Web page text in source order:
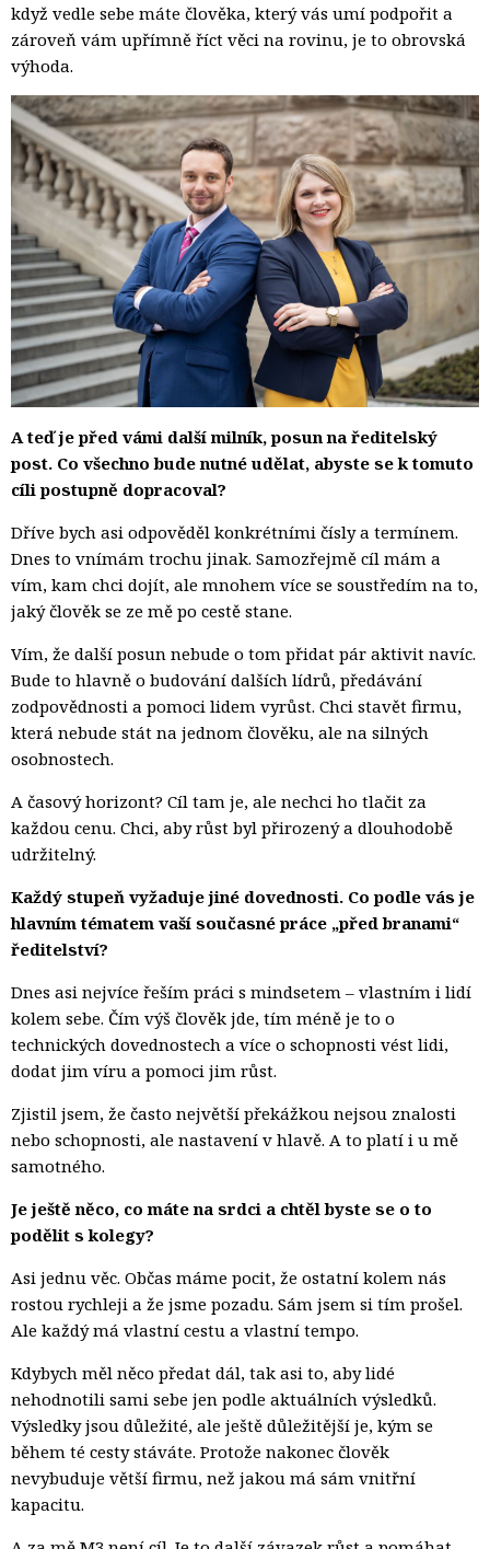
když vedle sebe máte člověka, který vás umí podpořit a
zároveň vám upřímně říct věci na rovinu, je to obrovská
výhoda.
A teď je před vámi další milník, posun na ředitelský
post. Co všechno bude nutné udělat, abyste se k tomuto
cíli postupně dopracoval?
Dříve bych asi odpověděl konkrétními čísly a termínem.
Dnes to vnímám trochu jinak. Samozřejmě cíl mám a
vím, kam chci dojít, ale mnohem více se soustředím na to,
jaký člověk se ze mě po cestě stane.
Vím, že další posun nebude o tom přidat pár aktivit navíc.
Bude to hlavně o budování dalších lídrů, předávání
zodpovědnosti a pomoci lidem vyrůst. Chci stavět firmu,
která nebude stát na jednom člověku, ale na silných
osobnostech.
A časový horizont? Cíl tam je, ale nechci ho tlačit za
každou cenu. Chci, aby růst byl přirozený a dlouhodobě
udržitelný.
Každý stupeň vyžaduje jiné dovednosti. Co podle vás je
hlavním tématem vaší současné práce „před branami“
ředitelství?
Dnes asi nejvíce řeším práci s mindsetem – vlastním i lidí
kolem sebe. Čím výš člověk jde, tím méně je to o
technických dovednostech a více o schopnosti vést lidi,
dodat jim víru a pomoci jim růst.
Zjistil jsem, že často největší překážkou nejsou znalosti
nebo schopnosti, ale nastavení v hlavě. A to platí i u mě
samotného.
Je ještě něco, co máte na srdci a chtěl byste se o to
podělit s kolegy?
Asi jednu věc. Občas máme pocit, že ostatní kolem nás
rostou rychleji a že jsme pozadu. Sám jsem si tím prošel.
Ale každý má vlastní cestu a vlastní tempo.
Kdybych měl něco předat dál, tak asi to, aby lidé
nehodnotili sami sebe jen podle aktuálních výsledků.
Výsledky jsou důležité, ale ještě důležitější je, kým se
během té cesty stáváte. Protože nakonec člověk
nevybuduje větší firmu, než jakou má sám vnitřní
kapacitu.